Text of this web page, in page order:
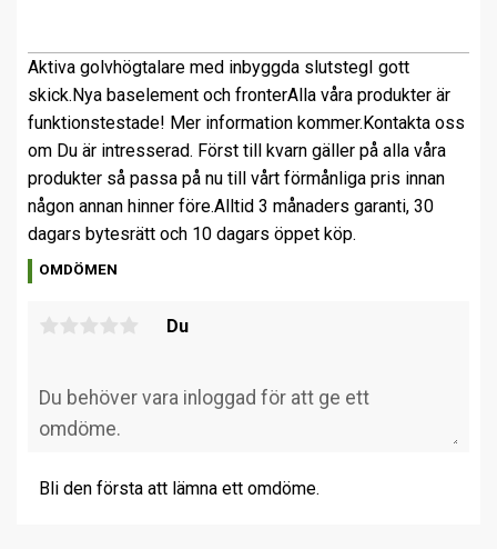
Aktiva golvhögtalare med inbyggda slutstegI gott
skick.Nya baselement och fronterAlla våra produkter är
funktionstestade! Mer information kommer.Kontakta oss
om Du är intresserad. Först till kvarn gäller på alla våra
produkter så passa på nu till vårt förmånliga pris innan
någon annan hinner före.Alltid 3 månaders garanti, 30
dagars bytesrätt och 10 dagars öppet köp.
OMDÖMEN
Du
Bli den första att lämna ett omdöme.